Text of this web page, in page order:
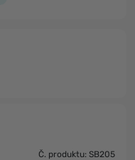
Č. produktu: SB205